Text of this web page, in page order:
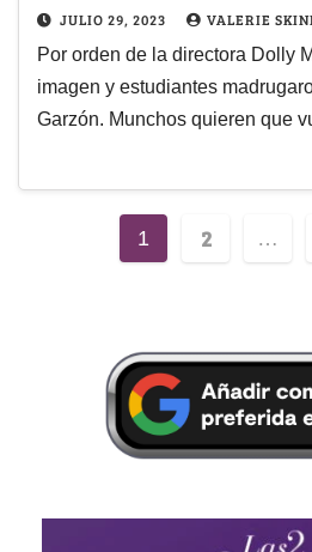
JULIO 29, 2023 VALERIE
Por orden de la directora Dolly
imagen y estudiantes
Garzón. Munchos quieren que
1 2 …